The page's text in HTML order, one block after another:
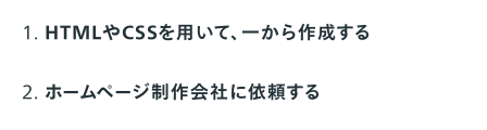
Webnode
SITE123
HTMLやCSSを用いて、一から作成する
ホームページ制作会社に依頼する